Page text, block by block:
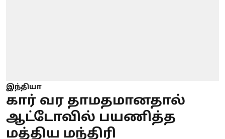
இந்தியா
கார் வர தாமதமானதால்
ஆட்டோவில் பயணித்த
மத்திய மந்திரி